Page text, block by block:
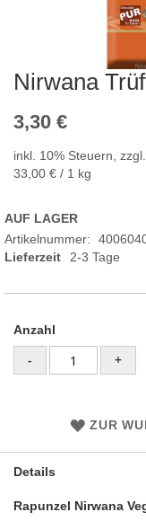
Nirwana
3,30 €
inkl. 10% Steuern, zzgl.
33,00 € / 1 kg
AUF LAGER
Artikelnummer
Lieferzeit
2-3 Tage
Anzahl
- +
ZUR
Details
Rapunzel Nirwana